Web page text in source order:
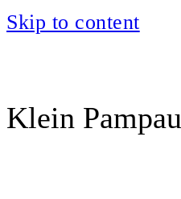
Skip to content
Klein Pampau